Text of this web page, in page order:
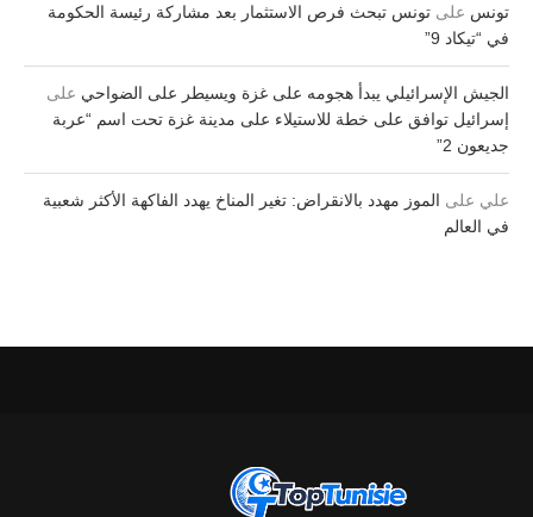
تونس على تونس تبحث فرص الاستثمار بعد مشاركة رئيسة الحكومة
في “تيكاد 9”
الجيش الإسرائيلي يبدأ هجومه على غزة ويسيطر على الضواحي على
إسرائيل توافق على خطة للاستيلاء على مدينة غزة تحت اسم “عربة
جديعون 2”
علي على الموز مهدد بالانقراض: تغير المناخ يهدد الفاكهة الأكثر شعبية
في العالم